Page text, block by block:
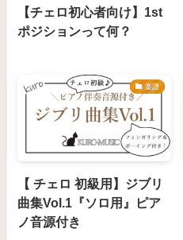
【チェロ初心者向け】1st
ポジションって何？
楽譜
【 チェロ 初級用】ジブリ
曲集Vol.1『ソロ用』ピア
ノ音源付き